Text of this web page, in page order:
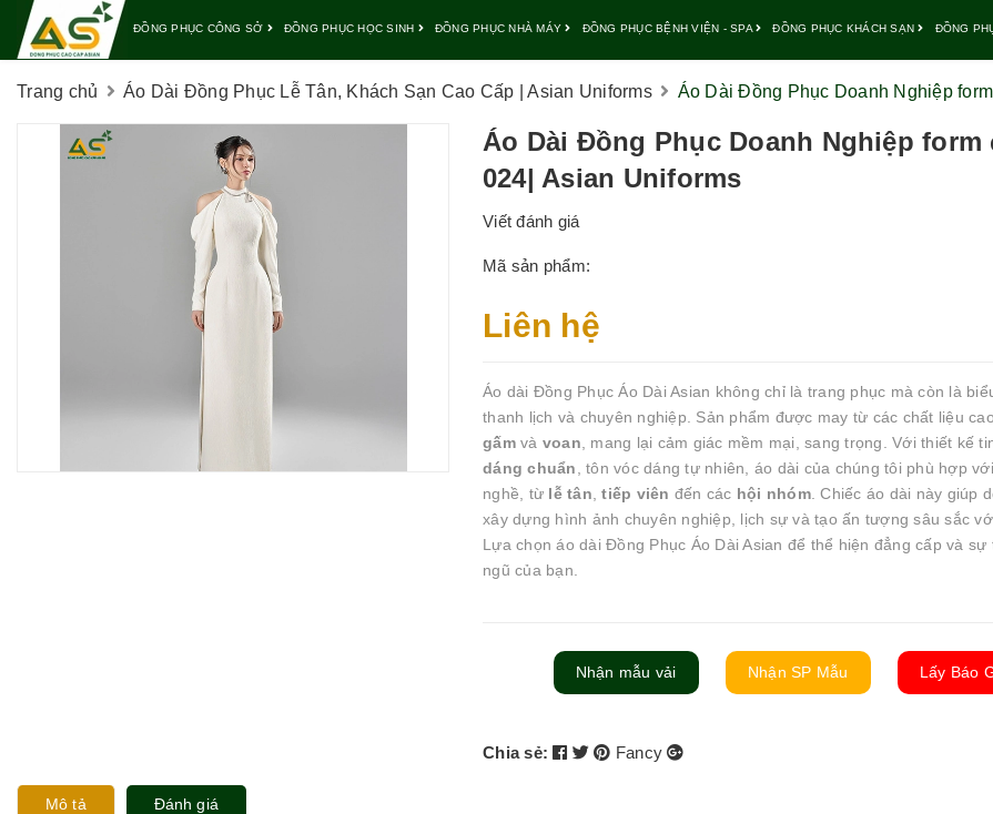
ĐỒNG PHỤC CÔNG SỞ ĐỒNG PHỤC HỌC SINH ĐỒNG PHỤC NHÀ MÁY ĐỒNG PHỤC BỆNH VIỆN - SPA ĐỒNG PHỤC KHÁCH SẠN ĐỒNG
Trang chủ Áo Dài Đồng Phục Lễ Tân, Khách Sạn Cao Cấp | Asian Uniforms Áo Dài Đồng Phục Doanh Nghiệp
Áo Dài Đồng Phục Doanh Nghiệp form
024| Asian Uniforms
Viết đánh giá
Mã sản phẩm:
Liên hệ
Áo dài Đồng Phục Áo Dài Asian không chỉ là trang phục mà còn là
thanh lịch và chuyên nghiệp. Sản phẩm được may từ các chất liệu
gấmvà voan , mang lại cảm giác mềm mại, sang trọng. Với thiết kế
dáng chuẩn , tôn vóc dáng tự nhiên, áo dài của chúng tôi phù hợp
nghề, từ lễ tân ,tiếp viên đến các hội nhóm. Chiếc áo dài này giúp
xây dựng hình ảnh chuyên nghiệp, lịch sự và tạo ấn tượng sâu sắc
Lựa chọn áo dài Đồng Phục Áo Dài Asian để thể hiện đẳng cấp và sự
ngũ của bạn.
Nhận mẫu vải Nhận SP Mẫu Lấy Báo
Chia sẻ: Fancy
Mô tả Đánh giá